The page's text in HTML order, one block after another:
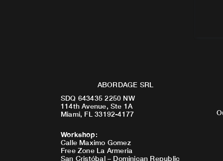
ABORDAGE SRL
SDQ 643435 2250 NW
114th Avenue, Ste 1A
Miami, FL 33192-4177
Workshop:
Calle Maximo Gomez
Free Zone La Armeria
San Cristóbal – Dominican Republic